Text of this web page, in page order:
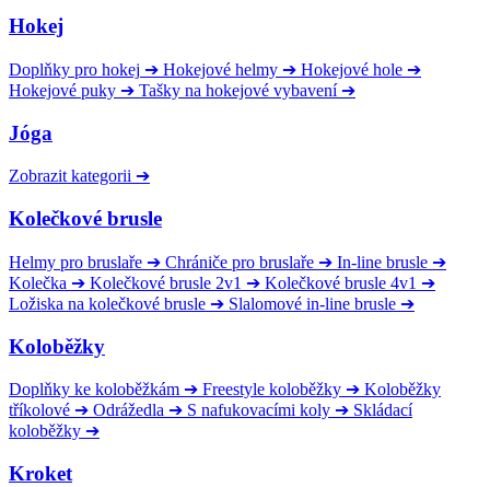
Hokej
Doplňky pro hokej ➔ Hokejové helmy ➔ Hokejové hole ➔
Hokejové puky ➔ Tašky na hokejové vybavení ➔
Jóga
Zobrazit kategorii ➔
Kolečkové brusle
Helmy pro bruslaře ➔ Chrániče pro bruslaře ➔ In-line brusle ➔
Kolečka ➔ Kolečkové brusle 2v1 ➔ Kolečkové brusle 4v1 ➔
Ložiska na kolečkové brusle ➔ Slalomové in-line brusle ➔
Koloběžky
Doplňky ke koloběžkám ➔ Freestyle koloběžky ➔ Koloběžky
tříkolové ➔ Odrážedla ➔ S nafukovacími koly ➔ Skládací
koloběžky ➔
Kroket